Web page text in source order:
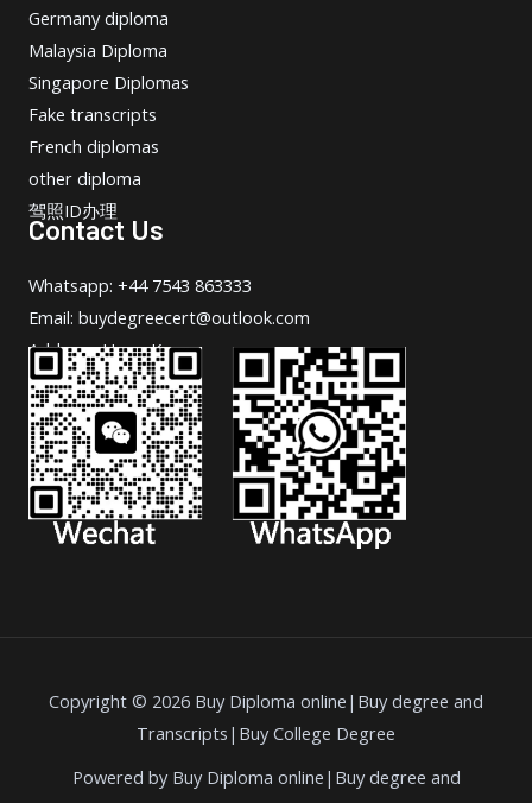
Germany diploma
Malaysia Diploma
Singapore Diplomas
Fake transcripts
French diplomas
other diploma
驾照ID办理
Contact Us
Whatsapp: +44 7543 863333
Email: buydegreecert@outlook.com
Address: Hong Kong.
Copyright © 2026 Buy Diploma online|Buy degree and
Transcripts|Buy College Degree
Powered by Buy Diploma online|Buy degree and